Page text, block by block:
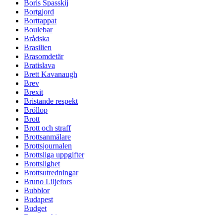
Boris Spasskij
Bortgjord
Borttappat
Boulebar
Brådska
Brasilien
Brasomdetär
Bratislava
Brett Kavanaugh
Brev
Brexit
Bristande respekt
Bröllop
Brott
Brott och straff
Brottsanmälare
Brottsjournalen
Brottsliga uppgifter
Brottslighet
Brottsutredningar
Bruno Liljefors
Bubblor
Budapest
Budget